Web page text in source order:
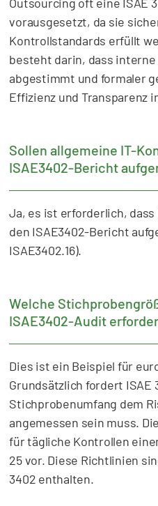
vorausgesetzt, da sie
Kontrollstandards erfüllt
besteht darin, dass
abgestimmt und formaler
Effizienz und Transparenz
Sollen allgemeine IT-
ISAE3402-Bericht
Ja, es ist erforderlich,
den ISAE3402-Bericht
ISAE3402.16).
Welche
ISAE3402-Audit
Dies ist ein Beispiel für
Grundsätzlich fordert ISAE
Stichprobenumfang dem
angemessen sein muss.
für tägliche Kontrollen
25 vor. Diese Richtlinien
3402 enthalten.